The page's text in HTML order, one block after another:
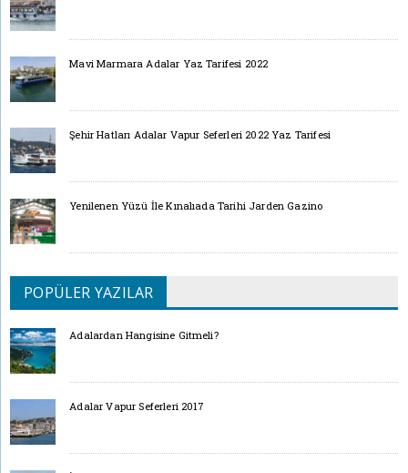
Mavi Marmara Adalar Yaz Tarifesi 2022
Şehir Hatları Adalar Vapur Seferleri 2022 Yaz Tarifesi
Yenilenen Yüzü İle Kınalıada Tarihi Jarden Gazino
POPÜLER YAZILAR
Adalardan Hangisine Gitmeli?
Adalar Vapur Seferleri 2017